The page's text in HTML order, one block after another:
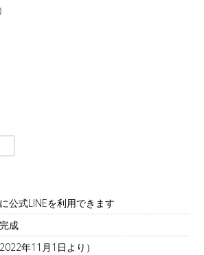
公式LINEを利用できます
成
年11月1日より）